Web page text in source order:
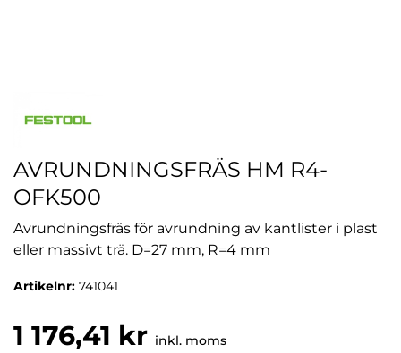
AVRUNDNINGSFRÄS HM R4-
OFK500
Avrundningsfräs för avrundning av kantlister i plast
eller massivt trä. D=27 mm, R=4 mm
Artikelnr: 741041
1 176,41 kr inkl. moms